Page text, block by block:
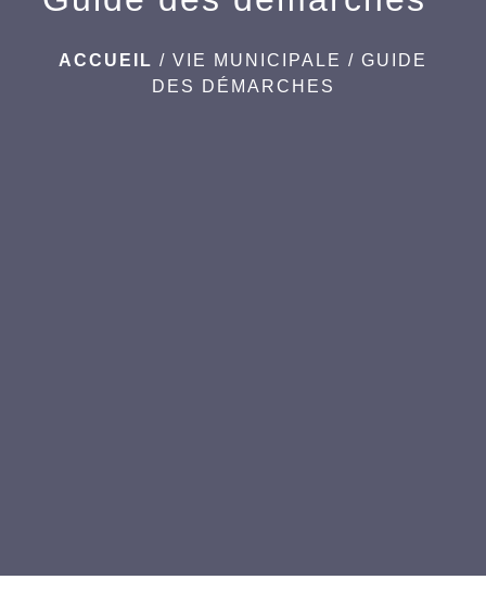
ACCUEIL / VIE MUNICIPALE / GUIDE
DES DÉMARCHES